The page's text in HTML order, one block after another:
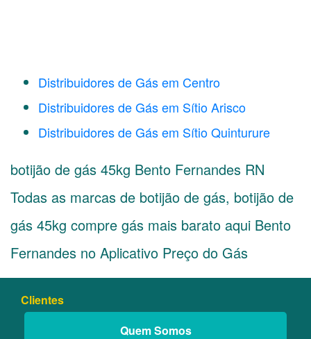
Distribuidores de Gás em Centro
Distribuidores de Gás em Sítio Arisco
Distribuidores de Gás em Sítio Quinturure
botijão de gás 45kg Bento Fernandes RN
Todas as marcas de botijão de gás, botijão de
gás 45kg compre gás mais barato aqui Bento
Fernandes no Aplicativo Preço do Gás
Clientes
Quem Somos